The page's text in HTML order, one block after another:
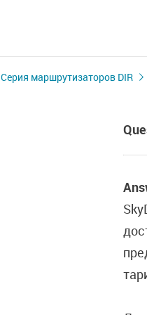
Серия маршрутизаторов DIR